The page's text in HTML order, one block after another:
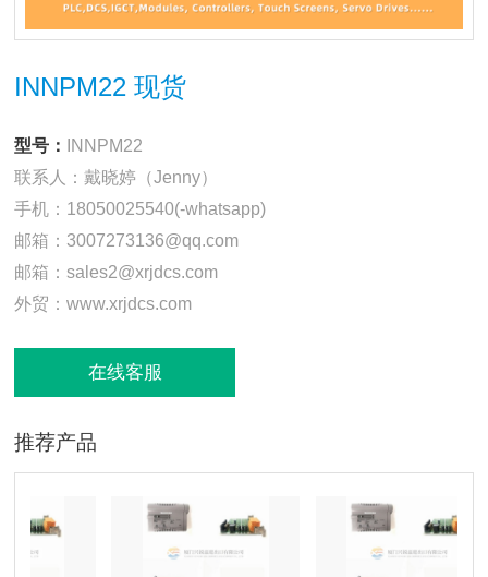
INNPM22 现货
型号：
INNPM22
联系人：戴晓婷（Jenny）
手机：18050025540(-whatsapp)
邮箱：3007273136@qq.com
邮箱：sales2@xrjdcs.com
外贸：www.xrjdcs.com
在线客服
推荐产品